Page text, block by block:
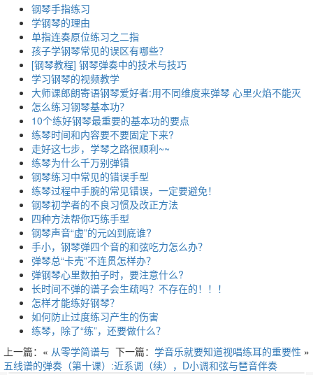
钢琴手指练习
学钢琴的理由
单指连奏原位练习之二指
孩子学钢琴常见的误区有哪些？
[钢琴教程] 钢琴弹奏中的技术与技巧
学习钢琴的视频教学
大师课郎朗寄语钢琴爱好者:用不同维度来弹琴 心里火焰不能灭
怎么练习钢琴基本功？
10个练好钢琴最重要的基本功的要点
练琴时间和内容要不要固定下来?
走好这七步，学琴之路很顺利~~
练琴为什么千万别弹错
钢琴练习中常见的错误手型
练琴过程中手腕的常见错误，一定要避免！
钢琴初学者的不良习惯及改正方法
四种方法帮你巧练手型
钢琴声音“虚”的元凶到底谁?
手小，钢琴弹四个音的和弦吃力怎么办？
弹琴总“卡壳”不连贯怎样办？
弹钢琴心里数拍子时，要注意什么?
长时间不弹的谱子会生疏吗？不存在的！！！
怎样才能练好钢琴？
如何防止过度练习产生的伤害
练琴，除了“练”，还要做什么？
下一篇： 学音乐就要知道视唱练耳的重要性 »
上一篇：« 从零学简谱与
五线谱的弹奏（第十课）:近系调（续），D小调和弦与琶音伴奏